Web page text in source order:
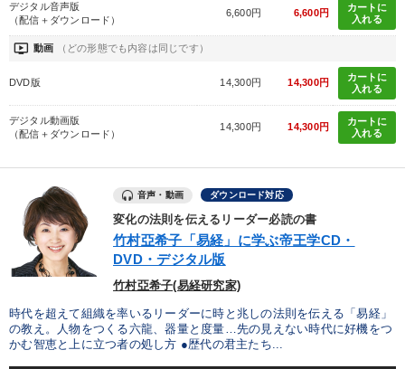
デジタル音声版
（配信＋ダウンロード）
6,600円 6,600円
カートに
入れる
ondemand_video 動画 （どの形態でも内容は同じです）
DVD版 14,300円 14,300円
カートに
入れる
デジタル動画版
（配信＋ダウンロード）
14,300円 14,300円
カートに
入れる
音声・動画 ダウンロード対応
変化の法則を伝えるリーダー必読の書
竹村亞希子「易経」に学ぶ帝王学CD・
DVD・デジタル版
竹村亞希子(易経研究家)
時代を超えて組織を率いるリーダーに時と兆しの法則を伝える「易経」
の教え。人物をつくる六龍、器量と度量…先の見えない時代に好機をつ
かむ智恵と上に立つ者の処し方 ●歴代の君主たち...